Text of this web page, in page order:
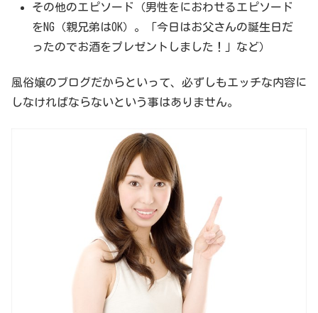
その他のエピソード（男性をにおわせるエピソード
をNG（親兄弟はOK）。「今日はお父さんの誕生日だ
ったのでお酒をプレゼントしました！」など）
風俗嬢のブログだからといって、必ずしもエッチな内容に
しなければならないという事はありません。